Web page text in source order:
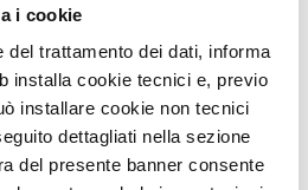
i cookie
del trattamento dei dati, informa
installa cookie tecnici e, previo
installare cookie non tecnici
dettagliati nella sezione
del presente banner consente